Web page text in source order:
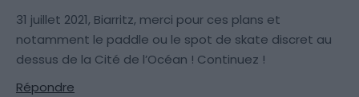
31 juillet 2021, Biarritz, merci pour ces plans et
notamment le paddle ou le spot de skate discret au
dessus de la Cité de l’Océan ! Continuez !
Répondre